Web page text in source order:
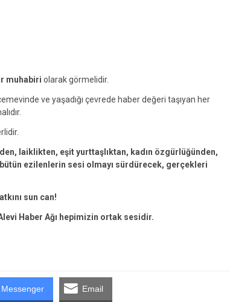
muhabiri olarak görmelidir.
ve yaşadığı çevrede haber değeri taşıyan her
laiklikten, eşit yurttaşlıktan, kadın özgürlüğünden,
ezilenlerin sesi olmayı sürdürecek, gerçekleri
sun can!
Haber Ağı hepimizin ortak sesidir.
Messenger Email